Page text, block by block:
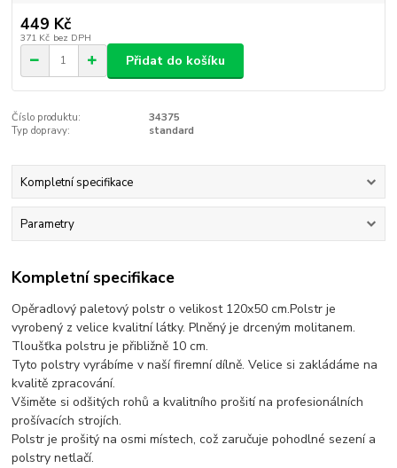
449 Kč
371 Kč bez DPH
Přidat do košíku
Číslo produktu:
34375
Typ dopravy:
standard
Kompletní specifikace
Parametry
Kompletní specifikace
Opěradlový paletový polstr o velikost 120x50 cm.Polstr je
vyrobený z velice kvalitní látky. Plněný je drceným molitanem.
Tloušťka polstru je přibližně 10 cm.
Tyto polstry vyrábíme v naší firemní dílně. Velice si zakládáme na
kvalitě zpracování.
Všiměte si odšitých rohů a kvalitního prošití na profesionálních
prošívacích strojích.
Polstr je prošitý na osmi místech, což zaručuje pohodlné sezení a
polstry netlačí.